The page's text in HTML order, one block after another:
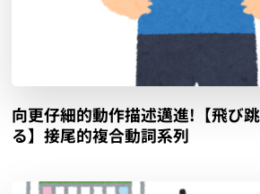
向更仔細的動作描述邁進!【飛び
る】接尾的複合動詞系列